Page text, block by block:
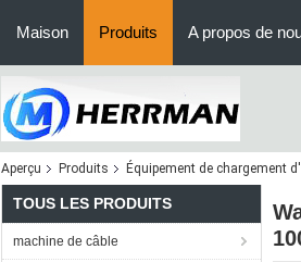
Maison Produits A propos de
Aperçu Produits Équipement de chargement
TOUS LES PRODUITS
machine de câble